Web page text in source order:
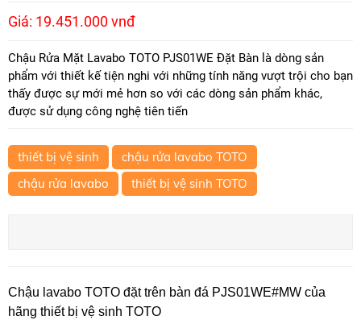
Giá: 19.451.000 vnđ
Chậu Rửa Mặt Lavabo TOTO PJS01WE Đặt Bàn là dòng sản
phẩm với thiết kế tiện nghi với những tính năng vượt trội cho bạn
thấy được sự mới mẻ hơn so với các dòng sản phẩm khác,
được sử dụng công nghệ tiên tiến
thiết bị vệ sinh
chậu rửa lavabo TOTO
chậu rửa lavabo
thiết bị vệ sinh TOTO
Chậu lavabo TOTO đặt trên bàn đá PJS01WE#MW của
hãng thiết bị vệ sinh TOTO